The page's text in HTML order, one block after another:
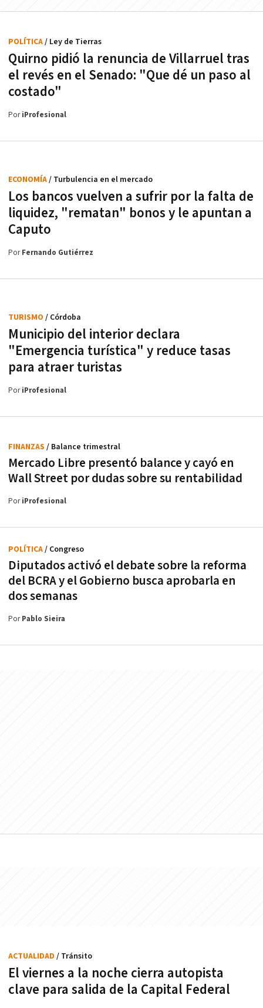
Quirno pidió la renuncia de Villarruel tras
el revés en el Senado: "Que dé un paso al
costado"
POLÍTICA/ Ley de Tierras
PoriProfesional
Los bancos vuelven a sufrir por la falta de
liquidez, "rematan" bonos y le apuntan a
Caputo
ECONOMÍA/ Turbulencia en el mercado
PorFernando Gutiérrez
Municipio del interior declara
"Emergencia turística" y reduce tasas
para atraer turistas
TURISMO / Córdoba
PoriProfesional
Mercado Libre presentó balance y cayó en
Wall Street por dudas sobre su rentabilidad
FINANZAS / Balance trimestral
PoriProfesional
Diputados activó el debate sobre la reforma
del BCRA y el Gobierno busca aprobarla en
dos semanas
POLÍTICA/ Congreso
PorPablo Sieira
El viernes a la noche cierra autopista
clave para salida de la Capital Federal
ACTUALIDAD / Tránsito